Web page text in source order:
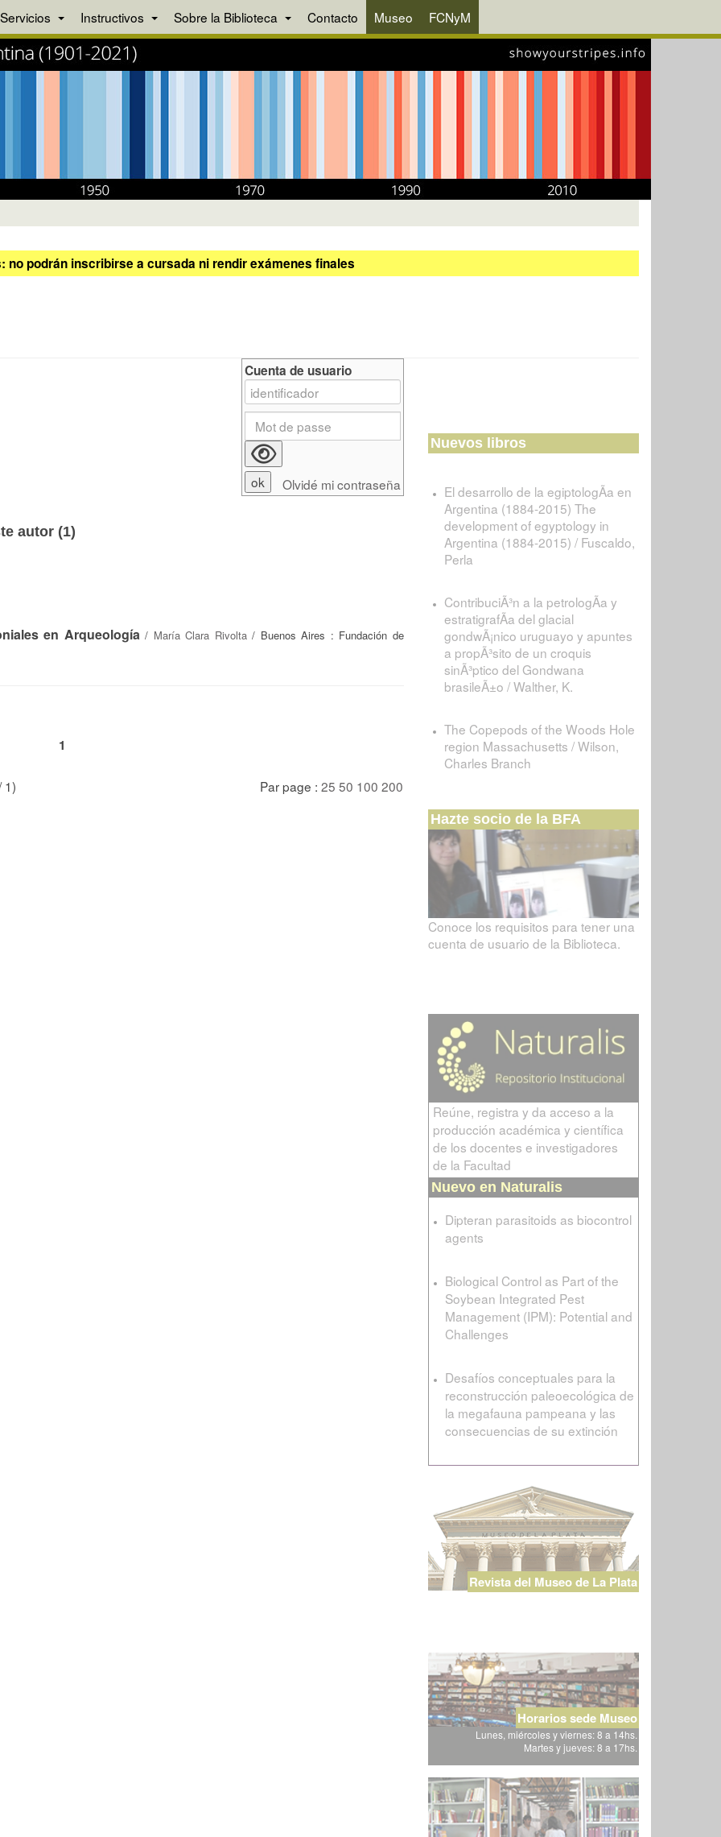
Servicios Instructivos Sobre la Biblioteca Contacto Museo FCNyM
podrán inscribirse a cursada ni rendir exámenes finales
autor (1)
en Arqueología/ María Clara Rivolta/ Buenos Aires : Fundación de
1
1) Par page : 25 50 100 200
Cuenta de usuario
Olvidé mi contraseña
Nuevos libros
El desarrollo de la egiptologÃ­a en
Argentina (1884-2015) The
development of egyptology in
Argentina (1884-2015) / Fuscaldo,
Perla
ContribuciÃ³n a la petrologÃ­a y
estratigrafÃ­a del glacial
gondwÃ¡nico uruguayo y apuntes
a propÃ³sito de un croquis
sinÃ³ptico del Gondwana
brasileÃ±o / Walther, K.
The Copepods of the Woods Hole
region Massachusetts / Wilson,
Charles Branch
Hazte socio de la BFA
Conoce los requisitos para tener una
cuenta de usuario de la Biblioteca.
Reúne, registra y da acceso a la
producción académica y científica
de los docentes e investigadores
de la Facultad
Nuevo en Naturalis
Dipteran parasitoids as biocontrol
agents
Biological Control as Part of the
Soybean Integrated Pest
Management (IPM): Potential and
Challenges
Desafíos conceptuales para la
reconstrucción paleoecológica de
la megafauna pampeana y las
consecuencias de su extinción
Revista del Museo de La Plata
Horarios sede Museo
Lunes, miércoles y viernes: 8 a 14hs.
Martes y jueves: 8 a 17hs.